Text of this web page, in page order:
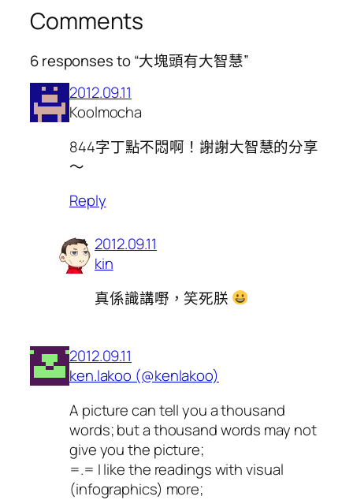
Comments
6 responses to “大塊頭有大智慧”
2012.09.11
Koolmocha
844字丁點不悶啊！謝謝大智慧的分享
～
Reply
2012.09.11
kin
真係識講嘢，笑死朕
2012.09.11
ken.lakoo (@kenlakoo)
A picture can tell you a thousand
words; but a thousand words may not
give you the picture;
=.= I like the readings with visual
(infographics) more;